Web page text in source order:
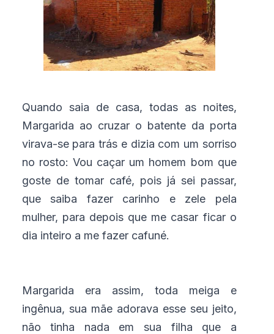
Quando saia de casa, todas as noites,
Margarida ao cruzar o batente da porta
virava-se para trás e dizia com um sorriso
no rosto: Vou caçar um homem bom que
goste de tomar café, pois já sei passar,
que saiba fazer carinho e zele pela
mulher, para depois que me casar ficar o
dia inteiro a me fazer cafuné.
Margarida era assim, toda meiga e
ingênua, sua mãe adorava esse seu jeito,
não tinha nada em sua filha que a